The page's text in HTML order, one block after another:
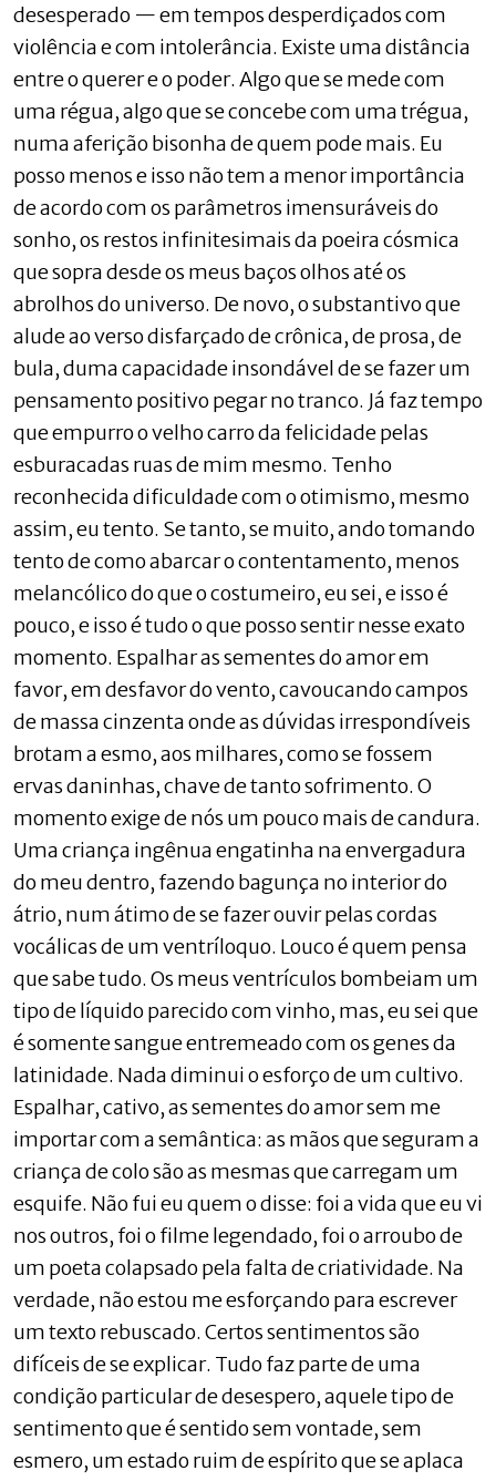
desesperado — em tempos desperdiçados com
violência e com intolerância. Existe uma distância
entre o querer e o poder. Algo que se mede com
uma régua, algo que se concebe com uma trégua,
numa aferição bisonha de quem pode mais. Eu
posso menos e isso não tem a menor importância
de acordo com os parâmetros imensuráveis do
sonho, os restos infinitesimais da poeira cósmica
que sopra desde os meus baços olhos até os
abrolhos do universo. De novo, o substantivo que
alude ao verso disfarçado de crônica, de prosa, de
bula, duma capacidade insondável de se fazer um
pensamento positivo pegar no tranco. Já faz tempo
que empurro o velho carro da felicidade pelas
esburacadas ruas de mim mesmo. Tenho
reconhecida dificuldade com o otimismo, mesmo
assim, eu tento. Se tanto, se muito, ando tomando
tento de como abarcar o contentamento, menos
melancólico do que o costumeiro, eu sei, e isso é
pouco, e isso é tudo o que posso sentir nesse exato
momento. Espalhar as sementes do amor em
favor, em desfavor do vento, cavoucando campos
de massa cinzenta onde as dúvidas irrespondíveis
brotam a esmo, aos milhares, como se fossem
ervas daninhas, chave de tanto sofrimento. O
momento exige de nós um pouco mais de candura.
Uma criança ingênua engatinha na envergadura
do meu dentro, fazendo bagunça no interior do
átrio, num átimo de se fazer ouvir pelas cordas
vocálicas de um ventríloquo. Louco é quem pensa
que sabe tudo. Os meus ventrículos bombeiam um
tipo de líquido parecido com vinho, mas, eu sei que
é somente sangue entremeado com os genes da
latinidade. Nada diminui o esforço de um cultivo.
Espalhar, cativo, as sementes do amor sem me
importar com a semântica: as mãos que seguram a
criança de colo são as mesmas que carregam um
esquife. Não fui eu quem o disse: foi a vida que eu vi
nos outros, foi o filme legendado, foi o arroubo de
um poeta colapsado pela falta de criatividade. Na
verdade, não estou me esforçando para escrever
um texto rebuscado. Certos sentimentos são
difíceis de se explicar. Tudo faz parte de uma
condição particular de desespero, aquele tipo de
sentimento que é sentido sem vontade, sem
esmero, um estado ruim de espírito que se aplaca